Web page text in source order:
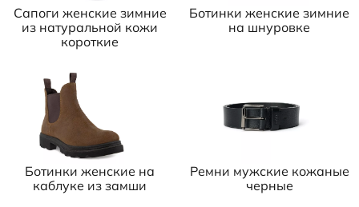
Сапоги женские зимние
из натуральной кожи
короткие
Ботинки женские зимние
на шнуровке
Ботинки женские на
каблуке из замши
Ремни мужские кожаные
черные